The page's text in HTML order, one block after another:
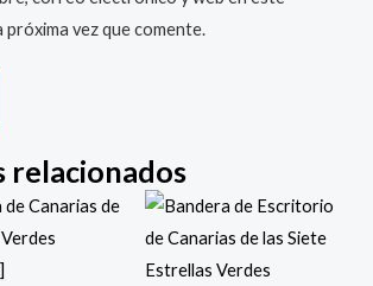
vez que comente.
relacionados